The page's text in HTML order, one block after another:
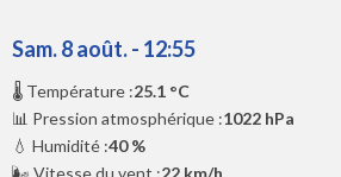
Sam. 8 août. - 12:55
🌡️ Température :25.1 °C
📊 Pression atmosphérique :1022 hPa
💧 Humidité :40 %
🌬️ Vitesse du vent :22 km/h